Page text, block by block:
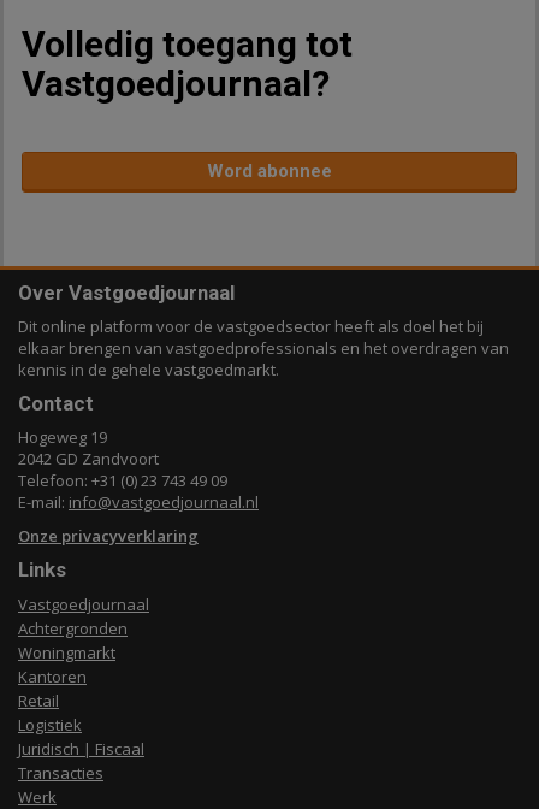
Volledig toegang tot
Vastgoedjournaal?
Word abonnee
Over Vastgoedjournaal
Dit online platform voor de vastgoedsector heeft als doel het bij
elkaar brengen van vastgoedprofessionals en het overdragen van
kennis in de gehele vastgoedmarkt.
Contact
Hogeweg 19
2042 GD Zandvoort
Telefoon: +31 (0) 23 743 49 09
E-mail: info@vastgoedjournaal.nl
Onze privacyverklaring
Links
Vastgoedjournaal
Achtergronden
Woningmarkt
Kantoren
Retail
Logistiek
Juridisch | Fiscaal
Transacties
Werk